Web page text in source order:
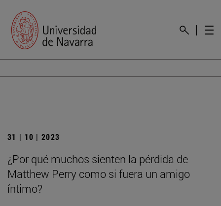
31 | 10 | 2023
¿Por qué muchos sienten la pérdida de
Matthew Perry como si fuera un amigo
íntimo?